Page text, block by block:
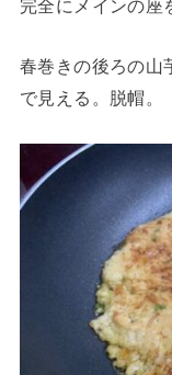
完全にメインの座
春巻きの後ろの山
で見える。脱帽。